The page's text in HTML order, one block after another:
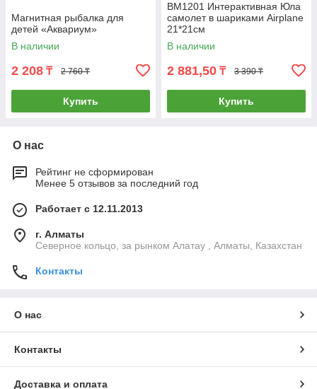
Магнитная рыбалка для
детей «Аквариум»
В наличии
2 208 ₸ 2 760 ₸
Купить
BM1201 Интерактивная Юла
самолет в шариками Airplane
21*21см
В наличии
2 881,50 ₸ 3 390 ₸
Купить
О нас
Рейтинг не сформирован
Менее 5 отзывов за последний год
Работает с 12.11.2013
г. Алматы
Северное кольцо, за рынком Алатау , Алматы, Казахстан
Контакты
О нас
Контакты
Доставка и оплата